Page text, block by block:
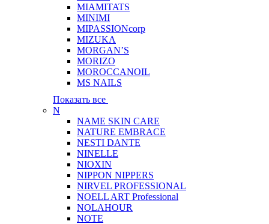
MIAMITATS
MINIMI
MIPASSIONcorp
MIZUKA
MORGAN’S
MORIZO
MOROCCANOIL
MS NAILS
Показать все
N
NAME SKIN CARE
NATURE EMBRACE
NESTI DANTE
NINELLE
NIOXIN
NIPPON NIPPERS
NIRVEL PROFESSIONAL
NOELL ART Professional
NOLAHOUR
NOTE